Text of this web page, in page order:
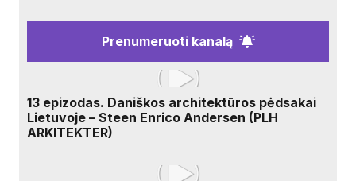
Prenumeruoti kanalą
13 epizodas. Daniškos architektūros pėdsakai
Lietuvoje – Steen Enrico Andersen (PLH
ARKITEKTER)